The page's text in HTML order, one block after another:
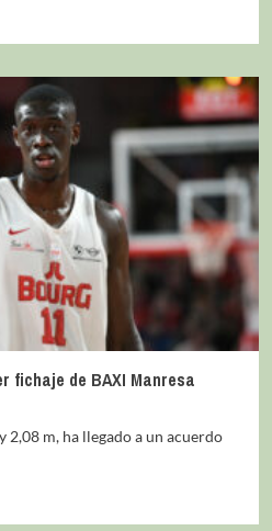
fichaje de BAXI Manresa
2,08 m, ha llegado a un acuerdo